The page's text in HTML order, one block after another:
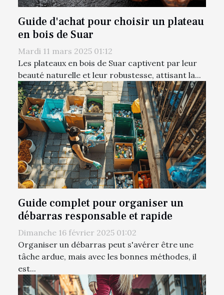
Guide d'achat pour choisir un plateau
en bois de Suar
Mardi 11 mars 2025 01:12
Les plateaux en bois de Suar captivent par leur
beauté naturelle et leur robustesse, attisant la...
Guide complet pour organiser un
débarras responsable et rapide
Dimanche 16 février 2025 01:02
Organiser un débarras peut s'avérer être une
tâche ardue, mais avec les bonnes méthodes, il
est...